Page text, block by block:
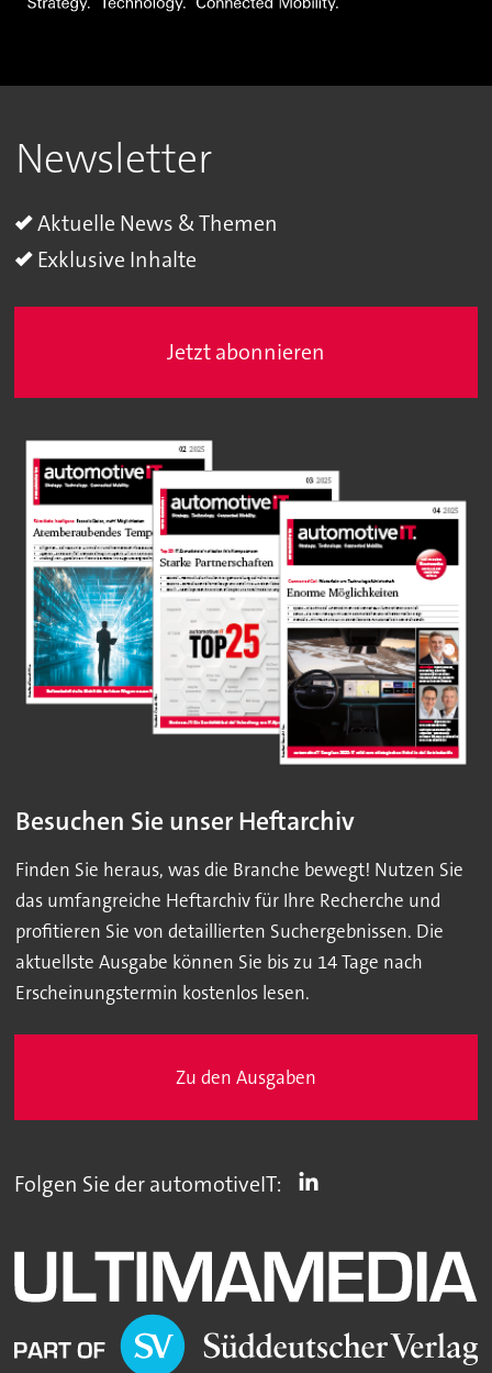
Newsletter
Aktuelle News & Themen
Exklusive Inhalte
Jetzt abonnieren
Besuchen Sie unser Heftarchiv
Finden Sie heraus, was die Branche bewegt! Nutzen Sie
das umfangreiche Heftarchiv für Ihre Recherche und
profitieren Sie von detaillierten Suchergebnissen. Die
aktuellste Ausgabe können Sie bis zu 14 Tage nach
Erscheinungstermin kostenlos lesen.
Zu den Ausgaben
Folgen Sie der automotiveIT: